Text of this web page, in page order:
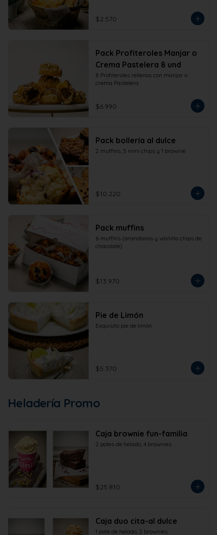
$2.570
Pack Profiteroles Manjar o
Crema Pastelera 8 und
8 Profiteroles rellenos con manjar o
crema Pastelera.
$6.990
Pack bollería al dulce
2 muffins, 5 mini chips y 1 brownie
$10.220
Pack muffins
6 muffins (arandanos y vainilla chips de
chocolate)
$13.970
Pie de Limón
Exquisito pie de limón.
$5.370
Heladería Promo
Caja brownie fun-familia
2 potes de helado, 4 brownies
$25.810
Caja duo cita-al dulce
1 pote de helado, 2 brownies.